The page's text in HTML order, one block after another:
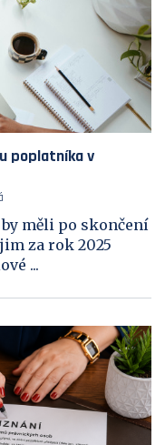
poplatníka v
měli po skončení
za rok 2025
...